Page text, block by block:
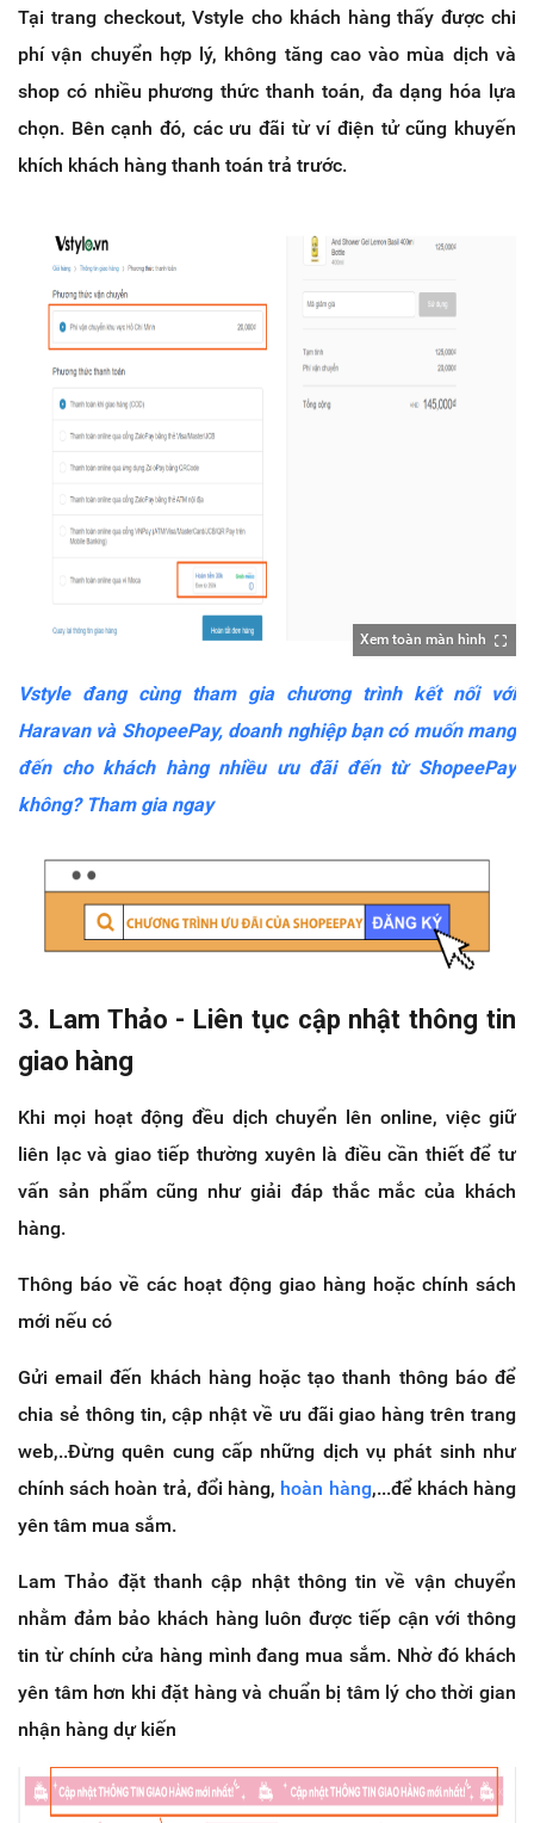
Tại trang checkout, Vstyle cho khách hàng thấy được chi
phí vận chuyển hợp lý, không tăng cao vào mùa dịch và
shop có nhiều phương thức thanh toán, đa dạng hóa lựa
chọn. Bên cạnh đó, các ưu đãi từ ví điện tử cũng khuyến
khích khách hàng thanh toán trả trước.
Xem toàn màn hình
Vstyle đang cùng tham gia chương trình kết nối với
Haravan và ShopeePay, doanh nghiệp bạn có muốn mang
đến cho khách hàng nhiều ưu đãi đến từ ShopeePay
không? Tham gia ngay
3. Lam Thảo - Liên tục cập nhật thông tin
giao hàng
Khi mọi hoạt động đều dịch chuyển lên online, việc giữ
liên lạc và giao tiếp thường xuyên là điều cần thiết để tư
vấn sản phẩm cũng như giải đáp thắc mắc của khách
hàng.
Thông báo về các hoạt động giao hàng hoặc chính sách
mới nếu có
Gửi email đến khách hàng hoặc tạo thanh thông báo để
chia sẻ thông tin, cập nhật về ưu đãi giao hàng trên trang
web,..Đừng quên cung cấp những dịch vụ phát sinh như
chính sách hoàn trả, đổi hàng, hoàn hàng,...để khách hàng
yên tâm mua sắm.
Lam Thảo đặt thanh cập nhật thông tin về vận chuyển
nhằm đảm bảo khách hàng luôn được tiếp cận với thông
tin từ chính cửa hàng mình đang mua sắm. Nhờ đó khách
yên tâm hơn khi đặt hàng và chuẩn bị tâm lý cho thời gian
nhận hàng dự kiến